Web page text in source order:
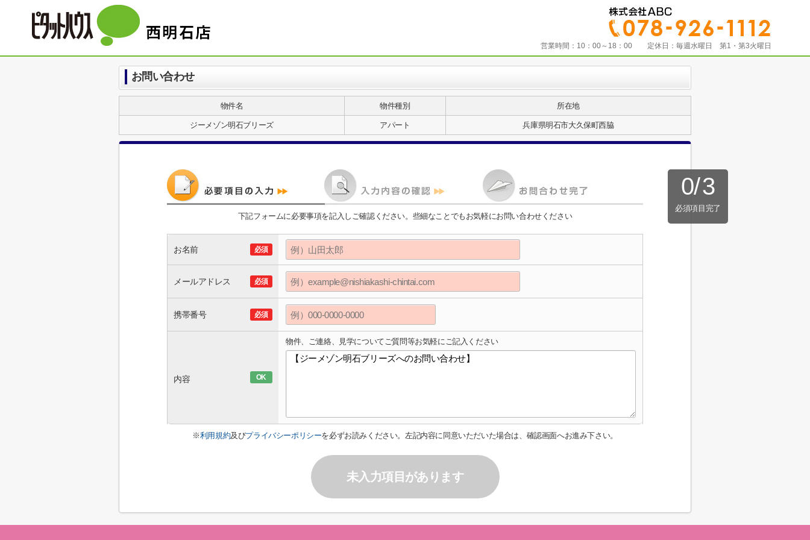
営業時間： 10：00～18：00 定休日： 毎週水曜日 第1・第3火曜日
お問い合わせ
物件名 物件種別 所在地
ジーメゾン明石ブリーズ アパート 兵庫県明石市大久保町西脇
0/3
必須項目完了
下記フォームに必要事項を記入しご確認ください。些細なことでもお気軽にお問い合わせください
お名前 必須
メールアドレス 必須
携帯番号 必須
内容 OK
物件、ご連絡、見学についてご質問等お気軽にご記入ください
※利用規約及びプライバシーポリシーを必ずお読みください。左記内容に同意いただいた場合は、確認画面へお進み下さい。
未入力項目があります